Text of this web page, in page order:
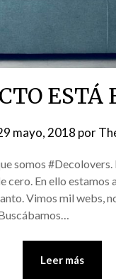
mayo, 2018 por
somos
cero. En ello
Vimos mil webs,
Leer más